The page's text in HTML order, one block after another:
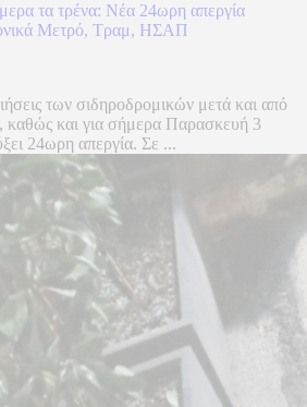
τα τρένα: Νέα 24ωρη απεργία
Μετρό, Τραμ, ΗΣΑΠ
των σιδηροδρομικών μετά και από
καθώς και για σήμερα Παρασκευή 3
24ωρη απεργία. Σε ...